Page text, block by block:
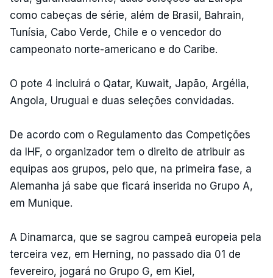
como cabeças de série, além de Brasil, Bahrain,
Tunísia, Cabo Verde, Chile e o vencedor do
campeonato norte-americano e do Caribe.
O pote 4 incluirá o Qatar, Kuwait, Japão, Argélia,
Angola, Uruguai e duas seleções convidadas.
De acordo com o Regulamento das Competições
da IHF, o organizador tem o direito de atribuir as
equipas aos grupos, pelo que, na primeira fase, a
Alemanha já sabe que ficará inserida no Grupo A,
em Munique.
A Dinamarca, que se sagrou campeã europeia pela
terceira vez, em Herning, no passado dia 01 de
fevereiro, jogará no Grupo G, em Kiel,